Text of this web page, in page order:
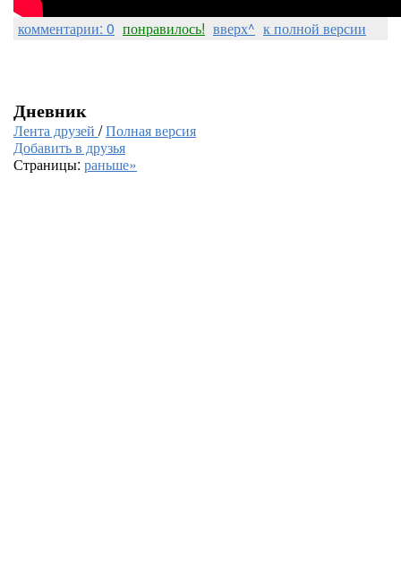
комментарии: 0 понравилось! вверх^ к полной версии
Дневник
Лента друзей /Полная версия
Добавить в друзья
Страницы: раньше»